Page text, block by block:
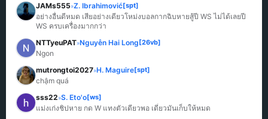
JAMs555»Z. Ibrahimović[spt]
อย่างอื่นดีหมด เสียอย่างเดียวโหม่งบอลกากฉิบหายสู้ปี WS ไม่ได้เลยปี
WS ครบเครื่องมากกว่า
NTTyeuPAT»Nguyễn Hai Long [26vb]
Ngon
mutrongtoi2027»H. Maguire[spt]
chậm quá
sss22»S. Eto'o[ws]
แม่งเก่งชิปหาย กด W แทงตัวเดียวพอ เดี๋ยวมันเก็บให้หมด